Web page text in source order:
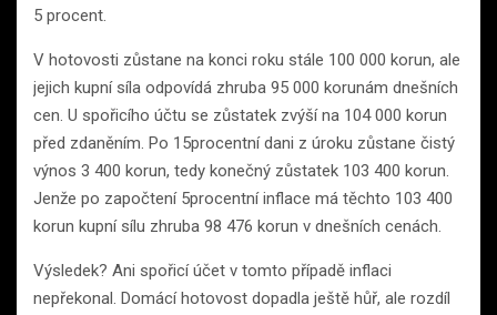
5 procent.
V hotovosti zůstane na konci roku stále 100 000 korun, ale
jejich kupní síla odpovídá zhruba 95 000 korunám dnešních
cen. U spořicího účtu se zůstatek zvýší na 104 000 korun
před zdaněním. Po 15procentní dani z úroku zůstane čistý
výnos 3 400 korun, tedy konečný zůstatek 103 400 korun.
Jenže po započtení 5procentní inflace má těchto 103 400
korun kupní sílu zhruba 98 476 korun v dnešních cenách.
Výsledek? Ani spořicí účet v tomto případě inflaci
nepřekonal. Domácí hotovost dopadla ještě hůř, ale rozdíl